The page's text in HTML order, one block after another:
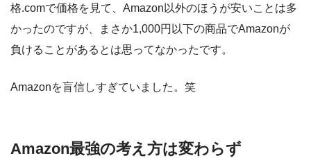
格.comで価格を見て、Amazon以外のほうが安いことは多
かったのですが、まさか1,000円以下の商品でAmazonが
負けることがあるとは思ってなかったです。
Amazonを盲信しすぎていました。笑
Amazon最強の考え方は変わらず